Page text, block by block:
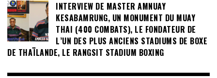
INTERVIEW DE MASTER AMNUAY
KESABAMRUNG, UN MONUMENT DU MUAY
THAI (400 COMBATS), LE FONDATEUR DE
L’UN DES PLUS ANCIENS STADIUMS DE BOXE
DE THAÏLANDE, LE RANGSIT STADIUM BOXING